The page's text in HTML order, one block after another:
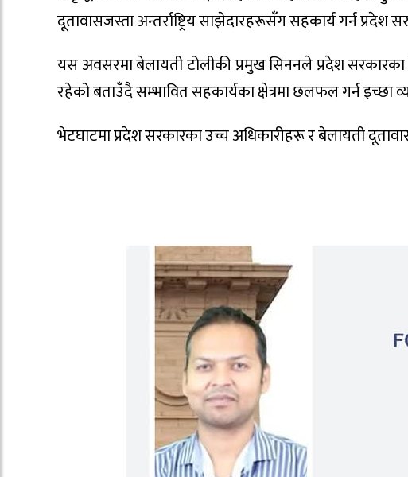
दूतावासजस्ता अन्तर्राष्ट्रिय साझेदारहरूसँग सहकार्य गर्न प्रदेश
यस अवसरमा बेलायती टोलीकी प्रमुख सिननले प्रदेश सरकारका
रहेको बताउँदै सम्भावित सहकार्यका क्षेत्रमा छलफल गर्न इच्छा
भेटघाटमा प्रदेश सरकारका उच्च अधिकारीहरू र बेलायती